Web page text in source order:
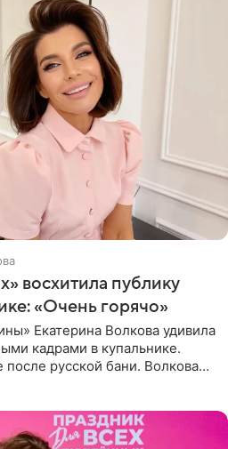
восхитила публику
«Очень горячо»
Екатерина Волкова удивила
кадрами в купальнике.
после русской бани. Волкова